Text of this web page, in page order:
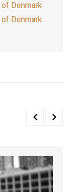
Denmark
Denmark